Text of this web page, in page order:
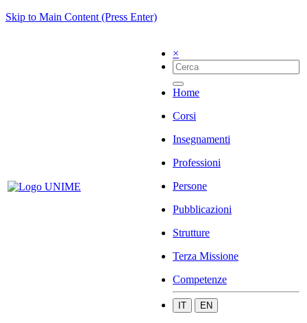
Skip to Main Content (Press Enter)
×
Home
Corsi
Insegnamenti
Professioni
Persone
Pubblicazioni
Strutture
Terza Missione
Competenze
IT EN